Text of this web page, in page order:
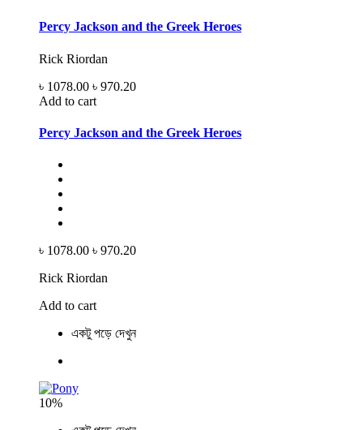
Percy Jackson and the Greek Heroes
Rick Riordan
৳ 1078.00 ৳ 970.20
Add to cart
Percy Jackson and the Greek Heroes
৳ 1078.00 ৳ 970.20
Rick Riordan
Add to cart
একটু পড়ে দেখুন
10%